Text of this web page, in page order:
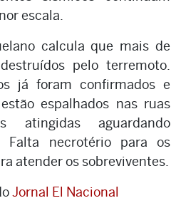
escala.
calcula que mais de
pelo terremoto.
já foram confirmados e
espalhados nas ruas
atingidas aguardando
Falta necrotério para os
atender os sobreviventes.
Jornal El Nacional